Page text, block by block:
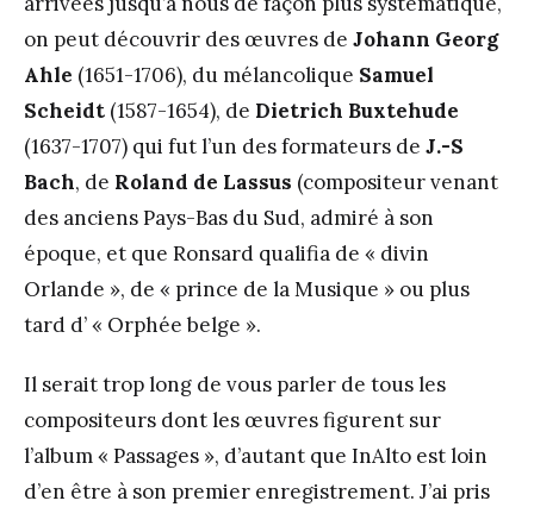
on peut découvrir des œuvres de Johann Georg
Ahle (1651-1706), du mélancolique Samuel
Scheidt (1587-1654), de Dietrich Buxtehude
(1637-1707) qui fut l’un des formateurs de J.-S
Bach, de Roland de Lassus (compositeur venant
des anciens Pays-Bas du Sud, admiré à son
époque, et que Ronsard qualifia de « divin
Orlande », de « prince de la Musique » ou plus
tard d’ « Orphée belge ».
Il serait trop long de vous parler de tous les
compositeurs dont les œuvres figurent sur
l’album « Passages », d’autant que InAlto est loin
d’en être à son premier enregistrement. J’ai pris